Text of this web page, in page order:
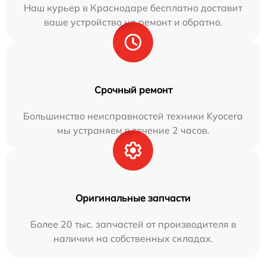
Наш курьер в Краснодаре бесплатно доставит
ваше устройство на ремонт и обратно.
Срочный ремонт
Большинство неисправностей техники Kyocera
мы устраняем в течение 2 часов.
Оригинальные запчасти
Более 20 тыс. запчастей от производителя в
наличии на собственных складах.